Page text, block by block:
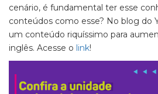
cenário, é fundamental ter esse
conteúdos como esse? No blog do
um conteúdo riquíssimo para
inglês. Acesse o link!